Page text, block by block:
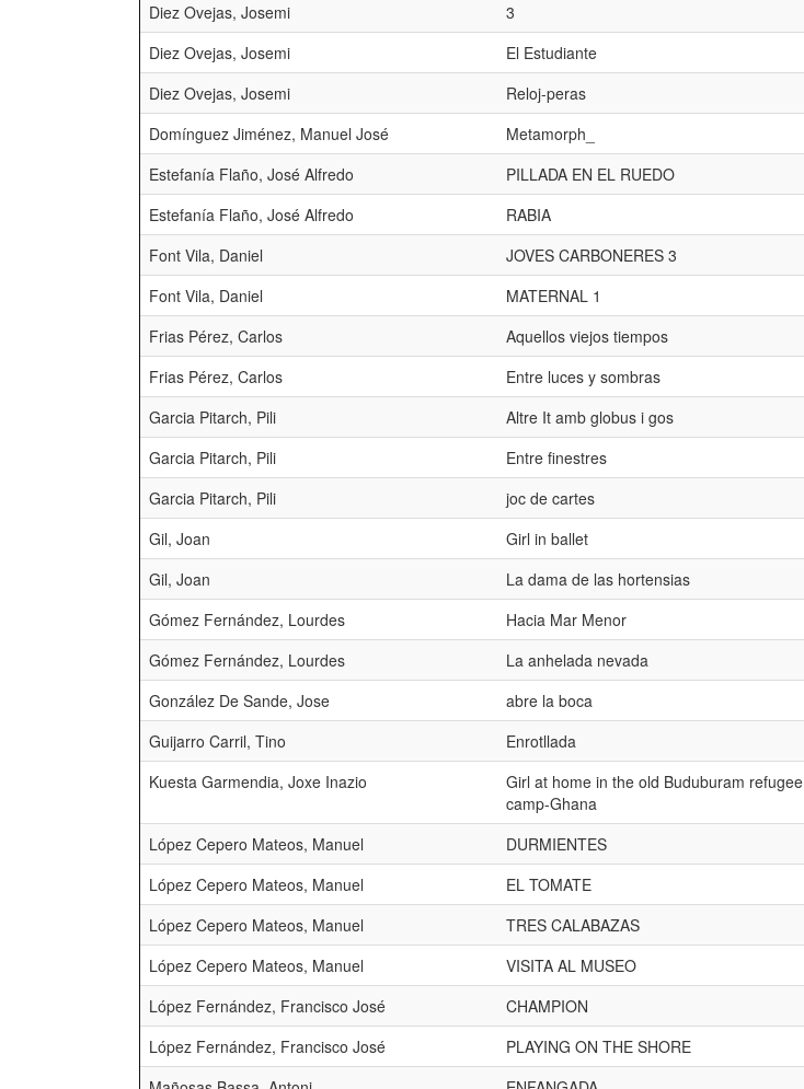
Diez Ovejas, Josemi
3
Diez Ovejas, Josemi
El Estudiante
Diez Ovejas, Josemi
Reloj-peras
Domínguez Jiménez, Manuel José
Metamorph_
Estefanía Flaño, José Alfredo
PILLADA EN EL RUEDO
Estefanía Flaño, José Alfredo
RABIA
Font Vila, Daniel
JOVES CARBONERES 3
Font Vila, Daniel
MATERNAL 1
Frias Pérez, Carlos
Aquellos viejos tiempos
Frias Pérez, Carlos
Entre luces y sombras
Garcia Pitarch, Pili
Altre It amb globus i gos
Garcia Pitarch, Pili
Entre finestres
Garcia Pitarch, Pili
joc de cartes
Gil, Joan
Girl in ballet
Gil, Joan
La dama de las hortensias
Gómez Fernández, Lourdes
Hacia Mar Menor
Gómez Fernández, Lourdes
La anhelada nevada
González De Sande, Jose
abre la boca
Guijarro Carril, Tino
Enrotllada
Kuesta Garmendia, Joxe Inazio
Girl at home in the old Buduburam refugee
camp-Ghana
López Cepero Mateos, Manuel
DURMIENTES
López Cepero Mateos, Manuel
EL TOMATE
López Cepero Mateos, Manuel
TRES CALABAZAS
López Cepero Mateos, Manuel
VISITA AL MUSEO
López Fernández, Francisco José
CHAMPION
López Fernández, Francisco José
PLAYING ON THE SHORE